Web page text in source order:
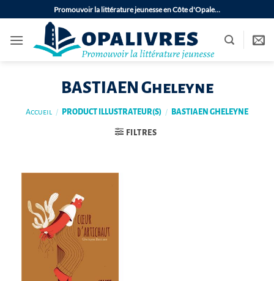
au
contenu
Promouvoir la littérature jeunesse en Côte d'Opale…
BASTIAEN Gheleyne
Accueil / PRODUCT ILLUSTRATEUR(S) / BASTIAEN GHELEYNE
FILTRES